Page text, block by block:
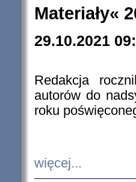
Materiały«
29.10.2021
Redakcja
autorów do
roku
więcej...